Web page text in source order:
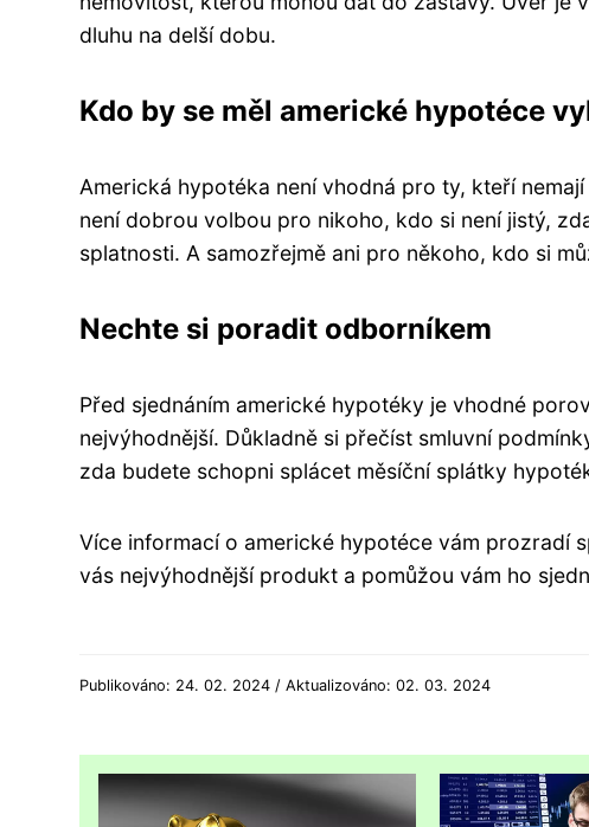
dluhu na delší dobu.
Kdo by se měl americké hypotéce
Americká hypotéka není vhodná pro ty, kteří
není dobrou volbou pro nikoho, kdo si není jistý,
splatnosti. A samozřejmě ani pro někoho, kdo si
Nechte si poradit odborníkem
Před sjednáním americké hypotéky je vhodné
nejvýhodnější. Důkladně si přečíst smluvní
zda budete schopni splácet měsíční splátky
Více informací o americké hypotéce vám prozradí
vás nejvýhodnější produkt a pomůžou vám ho
Publikováno: 24. 02. 2024 / Aktualizováno: 02. 03. 2024